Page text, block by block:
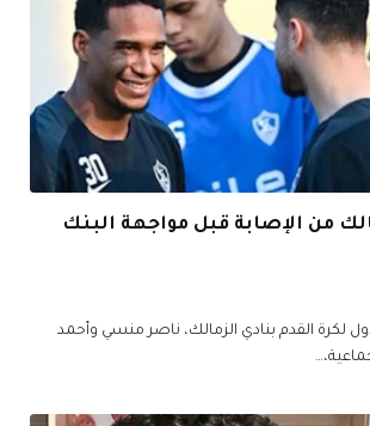
من الإصابة قبل مواجهة البنك
لكرة القدم بنادي الزمالك، ناصر منسي وأحمد